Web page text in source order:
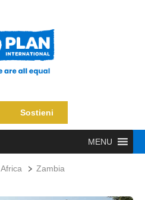
Sostieni
MENU
Africa
Zambia